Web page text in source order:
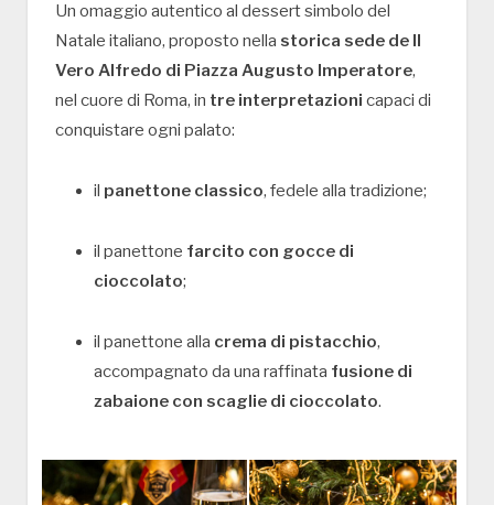
Un omaggio autentico al dessert simbolo del
Natale italiano, proposto nella storica sede de Il
Vero Alfredo di Piazza Augusto Imperatore,
nel cuore di Roma, in tre interpretazioni capaci di
conquistare ogni palato:
il panettone classico, fedele alla tradizione;
il panettone farcito con gocce di
cioccolato;
il panettone alla crema di pistacchio,
accompagnato da una raffinata fusione di
zabaione con scaglie di cioccolato.